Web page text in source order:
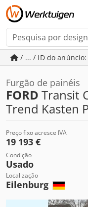
/ ... / ID do anúncio:
Furgão de painéis
FORD Transit
Trend Kasten
Preço fixo acresce IVA
19 193 €
Condição
Usado
Localização
Eilenburg